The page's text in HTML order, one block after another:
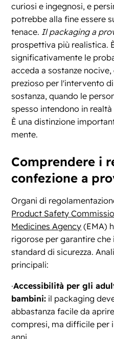
curiosi e ingegnosi, e
potrebbe alla fine essere
tenace. Il packaging a
prospettiva più realistica.
significativamente le
acceda a sostanze
prezioso per l'intervento
sostanza, quando le
spesso intendono in
È una distinzione
mente.
Comprendere i
confezione a
Organi di
Product Safety
Medicines Agency (EMA)
rigorose per garantire
standard di sicurezza.
principali:
·Accessibilità per gli
bambini: il packaging
abbastanza facile da
compresi, ma difficile per
anni.